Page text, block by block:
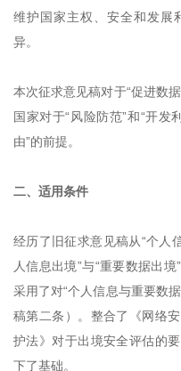
维护国家主权、安全和发展
异。
本次征求意见稿对于“促进数
国家对于“风险防范”和“开发
由”的前提。
二、适用条件
经历了旧征求意见稿从“个人
人信息出境”与“重要数据出
采用了对“个人信息与重要数
稿第二条）。整合了《网络
护法》对于出境安全评估的
下了基础。